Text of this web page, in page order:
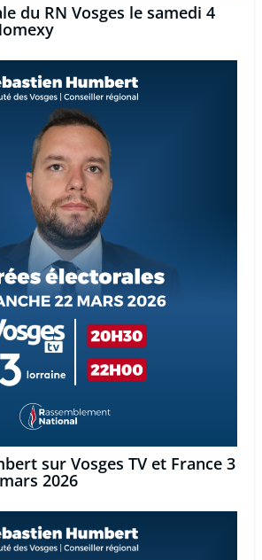
du RN Vosges le samedi 4
sur Vosges TV et France 3
2026